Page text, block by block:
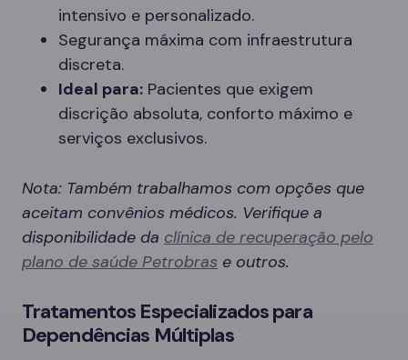
intensivo e personalizado.
Segurança máxima com infraestrutura
discreta.
Ideal para: Pacientes que exigem
discrição absoluta, conforto máximo e
serviços exclusivos.
Nota: Também trabalhamos com opções que
aceitam convênios médicos. Verifique a
disponibilidade da clínica de recuperação pelo
plano de saúde Petrobras e outros.
Tratamentos Especializados para
Dependências Múltiplas